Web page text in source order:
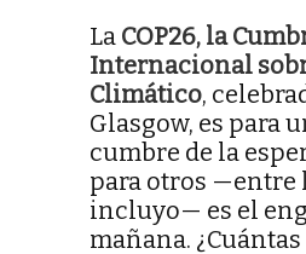
La COP26, la
Internacional
Climático,
Glasgow, es para
cumbre de la
para otros —entre
incluyo— es el
mañana.